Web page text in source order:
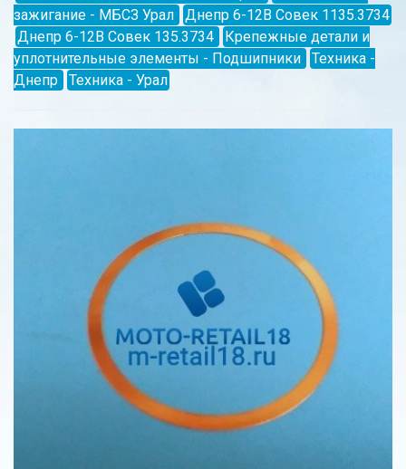
зажигание - МБСЗ Урал
Днепр 6-12В Совек 1135.3734
Днепр 6-12В Совек 135.3734
Крепежные детали и
уплотнительные элементы - Подшипники
Техника -
Днепр
Техника - Урал